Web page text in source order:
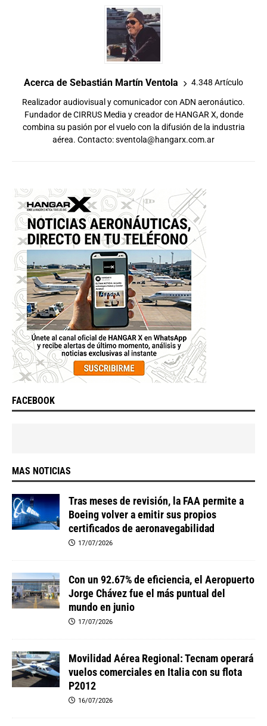
Acerca de Sebastián Martín Ventola 4.348 Artículo
Realizador audiovisual y comunicador con ADN aeronáutico.
Fundador de CIRRUS Media y creador de HANGAR X, donde
combina su pasión por el vuelo con la difusión de la industria
aérea. Contacto:sventola@hangarx.com.ar
FACEBOOK
MAS NOTICIAS
Tras meses de revisión, la FAA permite a
Boeing volver a emitir sus propios
certificados de aeronavegabilidad
17/07/2026
Con un 92.67% de eficiencia, el Aeropuerto
Jorge Chávez fue el más puntual del
mundo en junio
17/07/2026
Movilidad Aérea Regional: Tecnam operará
vuelos comerciales en Italia con su flota
P2012
16/07/2026